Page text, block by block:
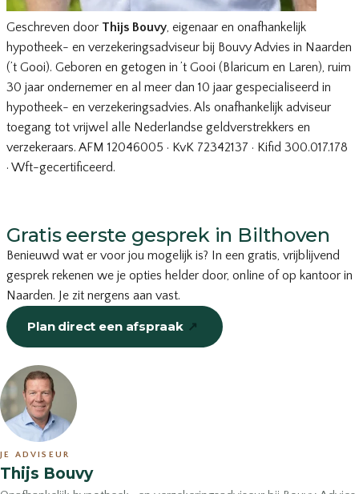
Geschreven door Thijs Bouvy, eigenaar en onafhankelijk
hypotheek- en verzekeringsadviseur bij Bouvy Advies in Naarden
(’t Gooi). Geboren en getogen in ’t Gooi (Blaricum en Laren), ruim
30 jaar ondernemer en al meer dan 10 jaar gespecialiseerd in
hypotheek- en verzekeringsadvies. Als onafhankelijk adviseur
toegang tot vrijwel alle Nederlandse geldverstrekkers en
verzekeraars. AFM 12046005 · KvK 72342137 · Kifid 300.017.178
· Wft-gecertificeerd.
Gratis eerste gesprek in Bilthoven
Benieuwd wat er voor jou mogelijk is? In een gratis, vrijblijvend
gesprek rekenen we je opties helder door, online of op kantoor in
Naarden. Je zit nergens aan vast.
Plan direct een afspraak ↗
JE ADVISEUR
Thijs Bouvy